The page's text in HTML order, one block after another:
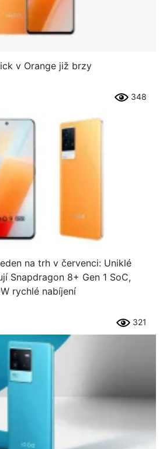
v Orange již brzy
348
na trh v červenci: Uniklé
Snapdragon 8+ Gen 1 SoC,
rychlé nabíjení
321